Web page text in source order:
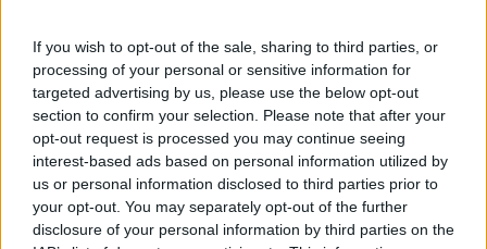
If you wish to opt-out of the sale, sharing to third parties, or
processing of your personal or sensitive information for
targeted advertising by us, please use the below opt-out
section to confirm your selection. Please note that after your
opt-out request is processed you may continue seeing
interest-based ads based on personal information utilized by
us or personal information disclosed to third parties prior to
your opt-out. You may separately opt-out of the further
disclosure of your personal information by third parties on the
Βέργος, Μεντόσα, Τσότσαλιτς, Μαλής,
Κωνσταντόπουλος, Σκόνδρας, Εντινγκά,
Γιάκολις.
Τα αποτελέσματα του covid test για όλα τα
μέλη του ποδοσφαιρικού τμήματος και του
προσωπικού της ομάδας μας, ενόψει του